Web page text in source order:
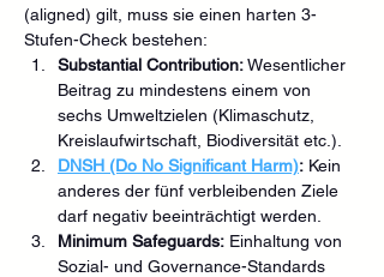
(aligned) gilt, muss sie einen harten 3-
Stufen-Check bestehen:
Substantial Contribution: Wesentlicher
Beitrag zu mindestens einem von
sechs Umweltzielen (Klimaschutz,
Kreislaufwirtschaft, Biodiversität etc.).
DNSH (Do No Significant Harm): Kein
anderes der fünf verbleibenden Ziele
darf negativ beeinträchtigt werden.
Minimum Safeguards: Einhaltung von
Sozial- und Governance-Standards